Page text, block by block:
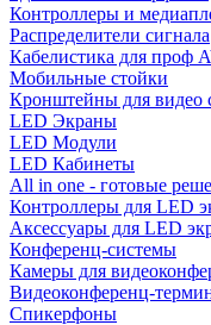
Контроллеры и
Распределители сигнала
Кабелистика для проф
Мобильные стойки
Кронштейны для видео
LED Экраны
LED Модули
LED Кабинеты
All in one - готовые
Контроллеры для LED
Аксессуары для LED
Конференц-системы
Камеры для
Видеоконференц-
Спикерфоны